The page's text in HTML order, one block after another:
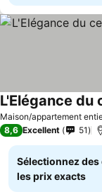
Maison/appartement
8,6 Excellent 51
Sélectionnez
les prix exacts